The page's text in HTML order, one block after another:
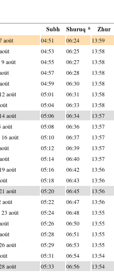
Subh Shuruq * Zhur
août 04:51 06:24 13:59
04:53 06:25 13:58
août 04:55 06:27 13:58
04:57 06:28 13:58
04:59 06:30 13:58
août 05:01 06:31 13:58
05:04 06:33 13:58
août 05:06 06:34 13:57
août 05:08 06:36 13:57
août 05:10 06:37 13:57
05:12 06:39 13:57
05:14 06:40 13:57
août 05:16 06:42 13:56
05:18 06:43 13:56
août 05:20 06:45 13:56
août 05:22 06:47 13:56
août 05:24 06:48 13:55
05:26 06:50 13:55
05:28 06:51 13:55
août 05:29 06:53 13:55
05:31 06:54 13:54
août 05:33 06:56 13:54